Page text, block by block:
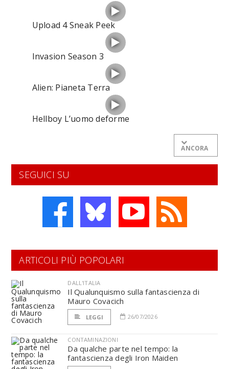
Upload 4 Sneak Peek
Invasion Season 3
Alien: Pianeta Terra
Hellboy L’uomo deforme
ANCORA
SEGUICI SU
ARTICOLI PIÙ POPOLARI
DALL'ITALIA
Il Qualunquismo sulla fantascienza di
Mauro Covacich
LEGGI 26/07/2026
CONTAMINAZIONI
Da qualche parte nel tempo: la
fantascienza degli Iron Maiden